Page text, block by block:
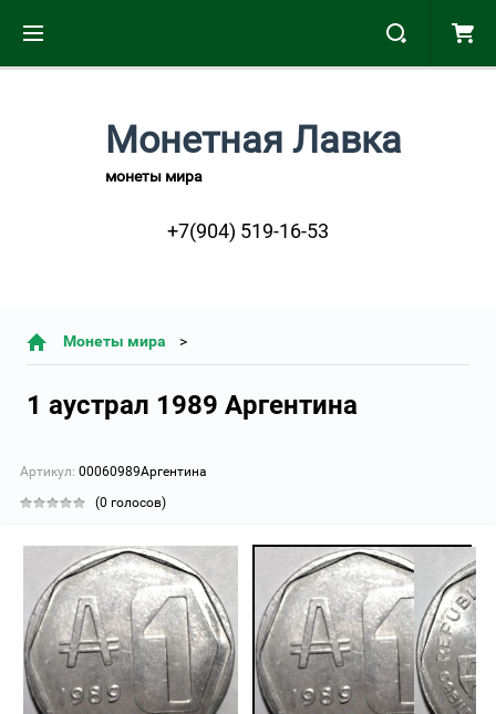
Монетная Лавка
монеты мира
+7(904) 519-16-53
Монеты мира
1 аустрал 1989 Аргентина
Артикул: 00060989Аргентина
(0 голосов)